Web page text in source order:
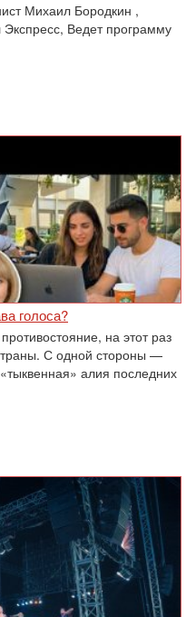
Михаил Бородкин ,
Экспресс, Ведет программу
голоса?
на этот раз
С одной стороны —
алия последних